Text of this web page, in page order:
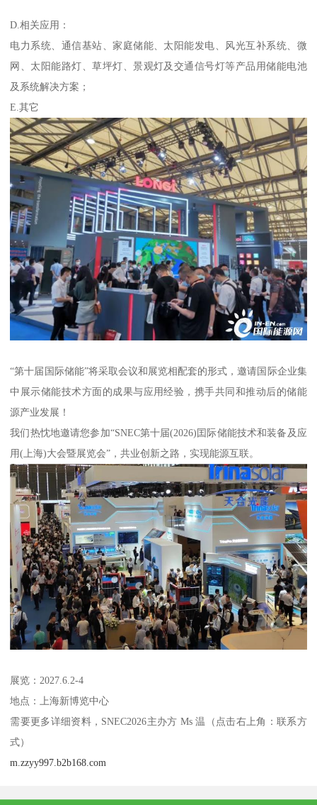
D.相关应用：
电力系统、通信基站、家庭储能、太阳能发电、风光互补系统、微
网、太阳能路灯、草坪灯、景观灯及交通信号灯等产品用储能电池
及系统解决方案；
E.其它
“第十届国际储能”将采取会议和展览相配套的形式，邀请国际企业集
中展示储能技术方面的成果与应用经验，携手共同和推动后的储能
源产业发展！
我们热忱地邀请您参加“SNEC第十届(2026)囯际储能技术和装备及应
用(上海)大会暨展览会”，共业创新之路，实现能源互联。
展览：2027.6.2-4
地点：上海新博览中心
需要更多详细资料，SNEC2026主办方 Ms 温（点击右上角：联系方
式）
m.zzyy997.b2b168.com